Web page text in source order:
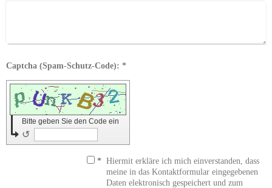
Captcha (Spam-Schutz-Code): *
Bitte geben Sie den Code ein
↺
* Hiermit erkläre ich mich einverstanden, dass
meine in das Kontaktformular eingegebenen
Daten elektronisch gespeichert und zum